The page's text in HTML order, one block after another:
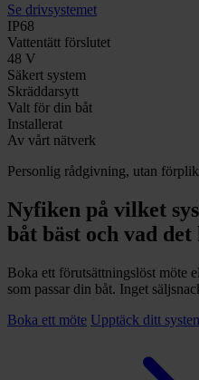
Se drivsystemet
IP68
Vattentätt förslutet
48 V
Säkert system
Skräddarsytt
Valt för din båt
Installerat
Av vårt nätverk
Personlig rådgivning, utan
Nyfiken på vilket
båt bäst och vad det
Boka ett förutsättningslöst möte
som passar din båt. Inget
Boka ett möte Upptäck ditt